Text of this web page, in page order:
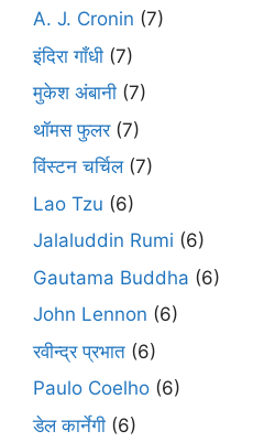
A. J. Cronin (7)
इंदिरा गाँधी (7)
मुकेश अंबानी (7)
थॉमस फुलर(7)
विंस्टन चर्चिल(7)
Lao Tzu (6)
Jalaluddin Rumi (6)
Gautama Buddha (6)
John Lennon (6)
रवीन्द्र प्रभात (6)
Paulo Coelho (6)
डेल कार्नेगी (6)